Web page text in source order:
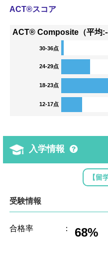
ACT®スコア
ACT® Composite（平均
30-36点
24-29点
18-23点
12-17点
入学情報
【留
受験情報
合格率 ： 68%